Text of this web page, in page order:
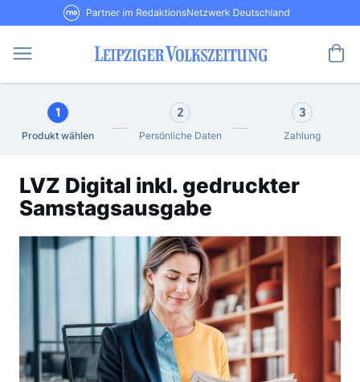
Direkt
zum
RND Partner im RedaktionsNetzwerk
1
Produkt wählen
2
Persönliche Daten
3
Zahlung
LVZ Digital inkl. gedruckter
Samstagsausgabe